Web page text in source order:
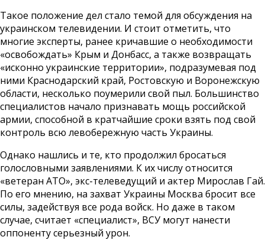
Такое положение дел стало темой для обсуждения на
украинском телевидении. И стоит отметить, что
многие эксперты, ранее кричавшие о необходимости
«освобождать» Крым и Донбасс, а также возвращать
«исконно украинские территории», подразумевая под
ними Краснодарский край, Ростовскую и Воронежскую
области, несколько поумерили свой пыл. Большинство
специалистов начало признавать мощь российской
армии, способной в кратчайшие сроки взять под свой
контроль всю левобережную часть Украины.
Однако нашлись и те, кто продолжил бросаться
голословными заявлениями. К их числу относится
«ветеран АТО», экс-телеведущий и актер Мирослав Гай.
По его мнению, на захват Украины Москва бросит все
силы, задействуя все рода войск. Но даже в таком
случае, считает «специалист», ВСУ могут нанести
оппоненту серьезный урон.